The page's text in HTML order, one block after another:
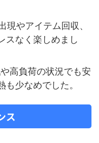
現やアイテム回収、
スなく楽しめまし
高負荷の状況でも安
少なめでした。
ス